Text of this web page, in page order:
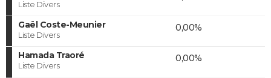
Liste Divers
Gaël Coste-Meunier
Liste Divers
0,00%
Hamada Traoré
Liste Divers
0,00%